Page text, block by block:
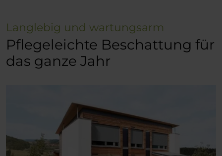
Langlebig und wartungsarm
Pflegeleichte Beschattung für
das ganze Jahr